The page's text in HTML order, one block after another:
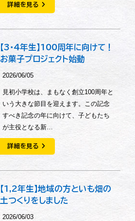
詳細を見る
【3・4年生】100周年に向けて！
お菓子プロジェクト始動
2026/06/05
見初小学校は、まもなく創立100周年と
いう大きな節目を迎えます。この記念
すべき記念の年に向けて、子どもたち
が主役となる新…
詳細を見る
【1,2年生】地域の方といも畑の
土つくりをしました
2026/06/03